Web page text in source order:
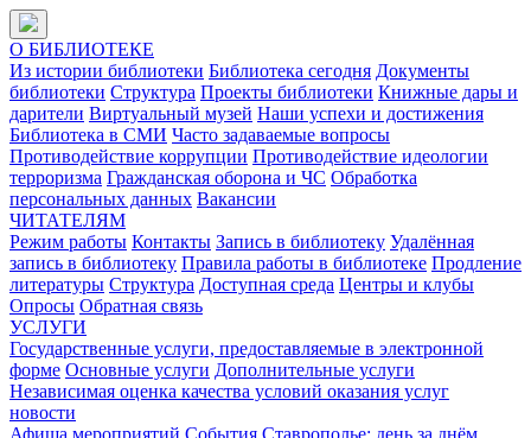
О БИБЛИОТЕКЕ
Из истории библиотеки Библиотека сегодня Документы
библиотеки Структура Проекты библиотеки Книжные дары и
дарители Виртуальный музей Наши успехи и достижения
Библиотека в СМИ Часто задаваемые вопросы
Противодействие коррупции Противодействие идеологии
терроризма Гражданская оборона и ЧС Обработка
персональных данных Вакансии
ЧИТАТЕЛЯМ
Режим работы Контакты Запись в библиотеку Удалённая
запись в библиотеку Правила работы в библиотеке Продление
литературы Структура Доступная среда Центры и клубы
Опросы Обратная связь
УСЛУГИ
Государственные услуги, предоставляемые в электронной
форме Основные услуги Дополнительные услуги
Независимая оценка качества условий оказания услуг
новости
Афиша мероприятий События Ставрополье: день за днём